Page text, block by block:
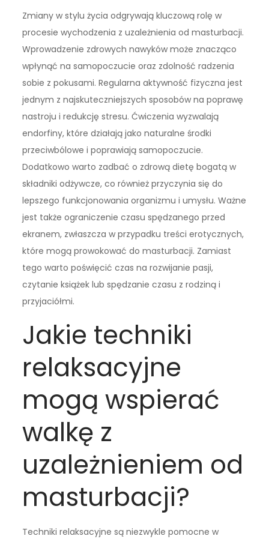
Zmiany w stylu życia odgrywają kluczową rolę w
procesie wychodzenia z uzależnienia od masturbacji.
Wprowadzenie zdrowych nawyków może znacząco
wpłynąć na samopoczucie oraz zdolność radzenia
sobie z pokusami. Regularna aktywność fizyczna jest
jednym z najskuteczniejszych sposobów na poprawę
nastroju i redukcję stresu. Ćwiczenia wyzwalają
endorfiny, które działają jako naturalne środki
przeciwbólowe i poprawiają samopoczucie.
Dodatkowo warto zadbać o zdrową dietę bogatą w
składniki odżywcze, co również przyczynia się do
lepszego funkcjonowania organizmu i umysłu. Ważne
jest także ograniczenie czasu spędzanego przed
ekranem, zwłaszcza w przypadku treści erotycznych,
które mogą prowokować do masturbacji. Zamiast
tego warto poświęcić czas na rozwijanie pasji,
czytanie książek lub spędzanie czasu z rodziną i
przyjaciółmi.
Jakie techniki
relaksacyjne
mogą wspierać
walkę z
uzależnieniem od
masturbacji?
Techniki relaksacyjne są niezwykle pomocne w